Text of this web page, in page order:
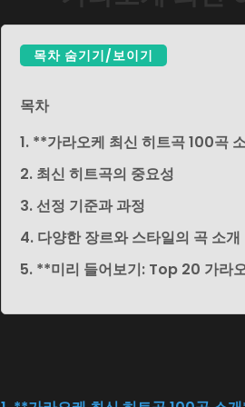
목차 숨기기/보이기
목차
1. **가라오케 최신 히트곡 100곡
2. 최신 히트곡의 중요성
3. 선정 기준과 과정
4. 다양한 장르와 스타일의 곡 소개
5. **미리 들어보기: Top 20 가라